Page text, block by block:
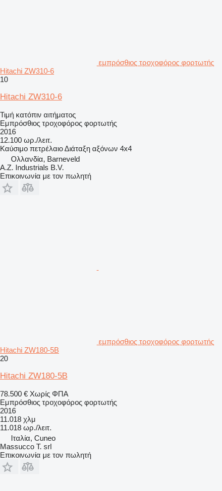
εμπρόσθιος τροχοφόρος φορτωτής
Hitachi ZW310-6
10
Hitachi ZW310-6
Τιμή κατόπιν αιτήματος
Εμπρόσθιος τροχοφόρος φορτωτής
2016
12.100 ωρ./λειτ.
Καύσιμο πετρέλαιοΔιάταξη αξόνων 4x4
Ολλανδία, Barneveld
A.Z. Industrials B.V.
Επικοινωνία με τον πωλητή
εμπρόσθιος τροχοφόρος φορτωτής
Hitachi ZW180-5B
20
Hitachi ZW180-5B
78.500 € Χωρίς ΦΠΑ
Εμπρόσθιος τροχοφόρος φορτωτής
2016
11.018 χλμ
11.018 ωρ./λειτ.
Ιταλία, Cuneo
Massucco T. srl
Επικοινωνία με τον πωλητή